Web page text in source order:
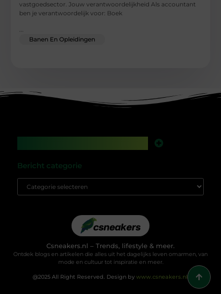
vastgoedsector. Jouw verantwoordelijkheid Als accountant
ben je verantwoordelijk voor: Boek
Banen En Opleidingen
Bericht categorie
Csneakers.nl – Trends, lifestyle & meer.
Ontdek blogs en artikelen die alles uit het dagelijks leven omarmen, van
mode en cultuur tot inspiratie en meer.
@2025 All Right Reserved. Design by www.csneakers.nl.